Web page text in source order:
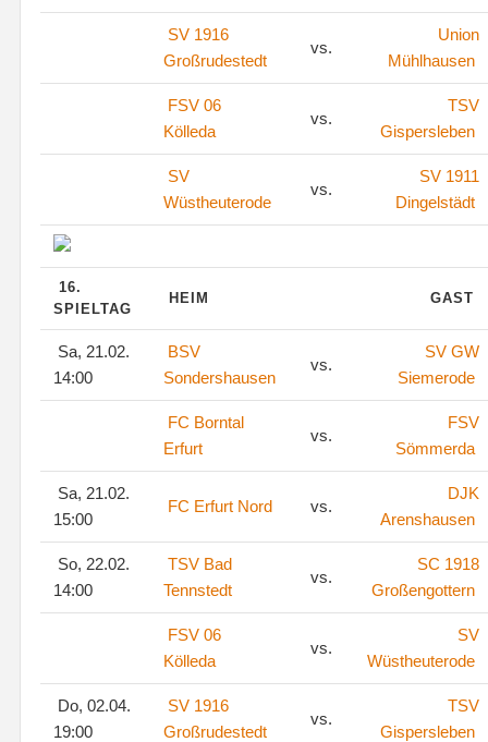
SV 1916
Großrudestedt
vs.
Union
Mühlhausen
FSV 06
Kölleda
vs.
TSV
Gispersleben
SV
Wüstheuterode
vs.
SV 1911
Dingelstädt
16.
SPIELTAG
HEIM GAST
Sa, 21.02.
14:00
BSV
Sondershausen
vs.
SV GW
Siemerode
FC Borntal
Erfurt
vs.
FSV
Sömmerda
Sa, 21.02.
15:00
FC Erfurt Nord vs.
DJK
Arenshausen
So, 22.02.
14:00
TSV Bad
Tennstedt
vs.
SC 1918
Großengottern
FSV 06
Kölleda
vs.
SV
Wüstheuterode
Do, 02.04.
19:00
SV 1916
Großrudestedt
vs.
TSV
Gispersleben